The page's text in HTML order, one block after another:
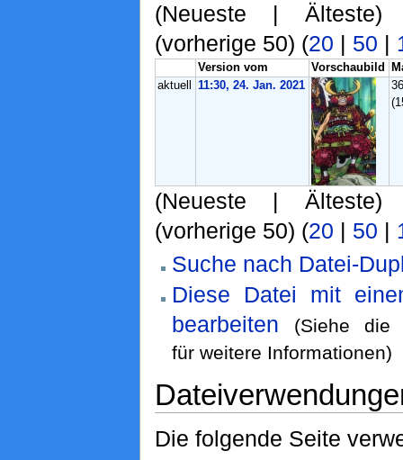
(Neueste | Älteste)
(vorherige 50) (20 | 50 |
Version vom Vorschaubild
aktuell
11:30, 24. Jan. 2021
(Neueste | Älteste)
(vorherige 50) (20 | 50 |
Suche nach Datei-
Diese Datei mit
bearbeiten
(Siehe
für weitere Informationen)
Die folgende Seite